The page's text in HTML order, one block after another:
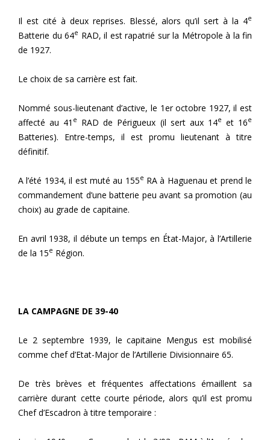
Il est cité à deux reprises. Blessé, alors qu’il sert à la 4e
Batterie du 64e RAD, il est rapatrié sur la Métropole à la fin
de 1927.
Le choix de sa carrière est fait.
Nommé sous-lieutenant d’active, le 1er octobre 1927, il est
affecté au 41 e RAD de Périgueux (il sert aux 14e et 16e
Batteries). Entre-temps, il est promu lieutenant à titre
définitif.
A l’été 1934, il est muté au 155e RA à Haguenau et prend le
commandement d’une batterie peu avant sa promotion (au
choix) au grade de capitaine.
En avril 1938, il débute un temps en État-Major, à l’Artillerie
de la 15e Région.
LA CAMPAGNE DE 39-40
Le 2 septembre 1939, le capitaine Mengus est mobilisé
comme chef d’Etat-Major de l’Artillerie Divisionnaire 65.
De très brèves et fréquentes affectations émaillent sa
carrière durant cette courte période, alors qu’il est promu
Chef d’Escadron à titre temporaire :